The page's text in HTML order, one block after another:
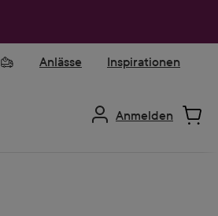
Anlässe Inspirationen
Anmelden